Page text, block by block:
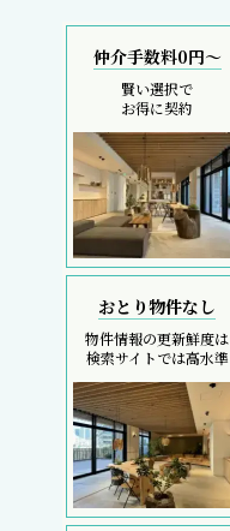
仲介手数料0円～
賢い選択で
お得に契約
おとり物件なし
物件情報の更新鮮度は
検索サイトでは高水準